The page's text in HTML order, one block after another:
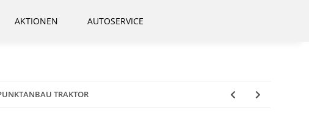
AKTIONEN AUTOSERVICE
TRAKTOR